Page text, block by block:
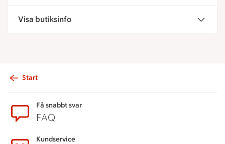
Visa butiksinfo
Start
Få snabbt svar
FAQ
Kundservice